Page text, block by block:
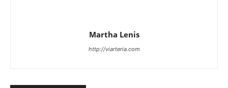
Martha Lenis
http://viarteria.com